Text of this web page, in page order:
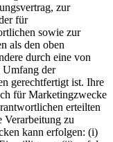
zur
für
sowie zur
als den oben
durch eine von
Umfang der
gerechtfertigt ist. Ihre
für Marketingzwecke
erteilten
zu
kann erfolgen: (i)